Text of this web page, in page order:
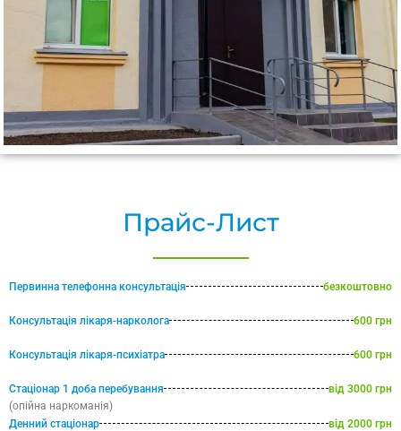
Прайс-Лист
Первинна телефонна консультація безкоштовно
Консультація лікаря-нарколога 600 грн
Консультація лікаря-психіатра 600 грн
Стаціонар 1 доба перебування
від 3000 грн
(опійна наркоманія)
Денний стаціонар
від 2000 грн